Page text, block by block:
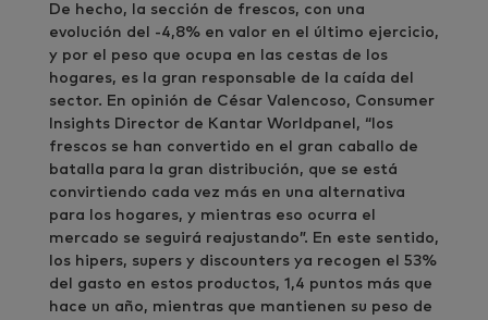
De hecho, la sección de frescos, con una
evolución del -4,8% en valor en el último ejercicio,
y por el peso que ocupa en las cestas de los
hogares, es la gran responsable de la caída del
sector. En opinión de César Valencoso, Consumer
Insights Director de Kantar Worldpanel, “los
frescos se han convertido en el gran caballo de
batalla para la gran distribución, que se está
convirtiendo cada vez más en una alternativa
para los hogares, y mientras eso ocurra el
mercado se seguirá reajustando”. En este sentido,
los hipers, supers y discounters ya recogen el 53%
del gasto en estos productos, 1,4 puntos más que
hace un año, mientras que mantienen su peso de